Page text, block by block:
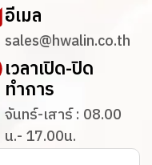
อีเมล
sales@hwalin.co.th
เวลาเปิด-ปิด
ทำการ
จันทร์-เสาร์ : 08.00
น.- 17.00น.